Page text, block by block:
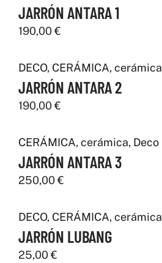
JARRÓN ANTARA 1
190,00€
DECO, CERÁMICA, cerámica
JARRÓN ANTARA 2
190,00€
CERÁMICA, cerámica, Deco
JARRÓN ANTARA 3
250,00€
DECO, CERÁMICA, cerámica
JARRÓN LUBANG
25,00€